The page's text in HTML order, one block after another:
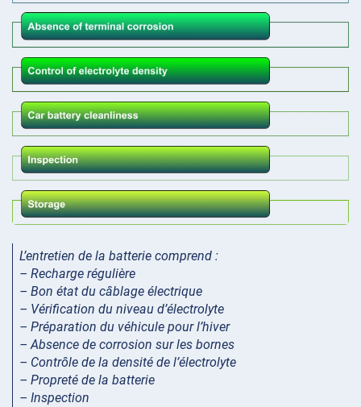
L’entretien de la batterie comprend :
– Recharge régulière
– Bon état du câblage électrique
– Vérification du niveau d’électrolyte
– Préparation du véhicule pour l’hiver
– Absence de corrosion sur les bornes
– Contrôle de la densité de l’électrolyte
– Propreté de la batterie
– Inspection